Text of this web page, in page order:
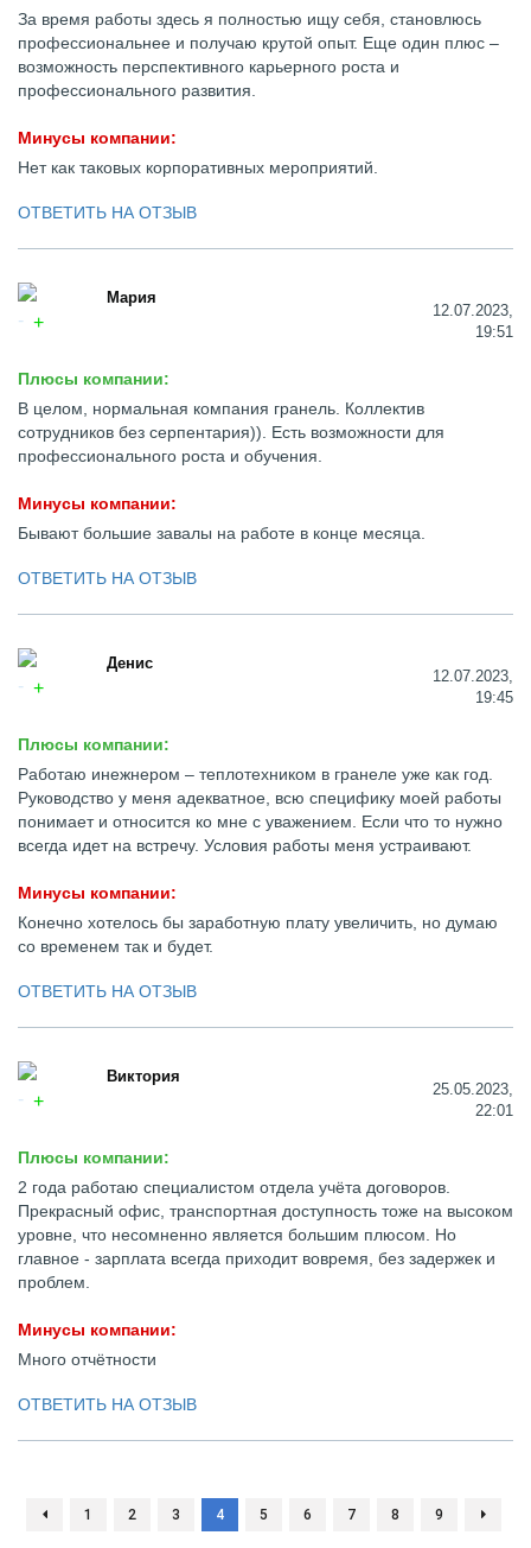
За время работы здесь я полностью ищу себя, становлюсь
профессиональнее и получаю крутой опыт. Еще один плюс –
возможность перспективного карьерного роста и
профессионального развития.
Минусы компании:
Нет как таковых корпоративных мероприятий.
ОТВЕТИТЬ НА ОТЗЫВ
Мария
12.07.2023,
19:51
Плюсы компании:
В целом, нормальная компания гранель. Коллектив
сотрудников без серпентария)). Есть возможности для
профессионального роста и обучения.
Минусы компании:
Бывают большие завалы на работе в конце месяца.
ОТВЕТИТЬ НА ОТЗЫВ
Денис
12.07.2023,
19:45
Плюсы компании:
Работаю инежнером – теплотехником в гранеле уже как год.
Руководство у меня адекватное, всю специфику моей работы
понимает и относится ко мне с уважением. Если что то нужно
всегда идет на встречу. Условия работы меня устраивают.
Минусы компании:
Конечно хотелось бы заработную плату увеличить, но думаю
со временем так и будет.
ОТВЕТИТЬ НА ОТЗЫВ
Виктория
25.05.2023,
22:01
Плюсы компании:
2 года работаю специалистом отдела учёта договоров.
Прекрасный офис, транспортная доступность тоже на высоком
уровне, что несомненно является большим плюсом. Но
главное - зарплата всегда приходит вовремя, без задержек и
проблем.
Минусы компании:
Много отчётности
ОТВЕТИТЬ НА ОТЗЫВ
1 2 3 4 5 6 7 8 9